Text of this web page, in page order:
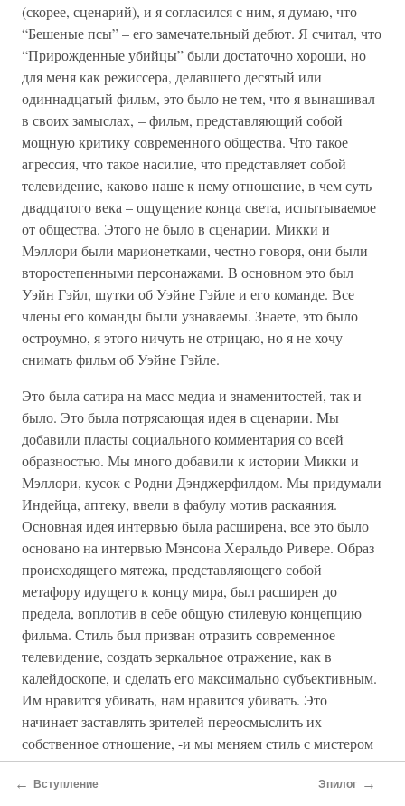
(скорее, сценарий), и я согласился с ним, я думаю, что
“Бешеные псы” – его замечательный дебют. Я считал, что
“Прирожденные убийцы” были достаточно хороши, но
для меня как режиссера, делавшего десятый или
одиннадцатый фильм, это было не тем, что я вынашивал
в своих замыслах, – фильм, представляющий собой
мощную критику современного общества. Что такое
агрессия, что такое насилие, что представляет собой
телевидение, каково наше к нему отношение, в чем суть
двадцатого века – ощущение конца света, испытываемое
от общества. Этого не было в сценарии. Микки и
Мэллори были марионетками, честно говоря, они были
второстепенными персонажами. В основном это был
Уэйн Гэйл, шутки об Уэйне Гэйле и его команде. Все
члены его команды были узнаваемы. Знаете, это было
остроумно, я этого ничуть не отрицаю, но я не хочу
снимать фильм об Уэйне Гэйле.
Это была сатира на масс-медиа и знаменитостей, так и
было. Это была потрясающая идея в сценарии. Мы
добавили пласты социального комментария со всей
образностью. Мы много добавили к истории Микки и
Мэллори, кусок с Родни Дэнджерфилдом. Мы придумали
Индейца, аптеку, ввели в фабулу мотив раскаяния.
Основная идея интервью была расширена, все это было
основано на интервью Мэнсона Херальдо Ривере. Образ
происходящего мятежа, представляющего собой
метафору идущего к концу мира, был расширен до
предела, воплотив в себе общую стилевую концепцию
фильма. Стиль был призван отразить современное
телевидение, создать зеркальное отражение, как в
калейдоскопе, и сделать его максимально субъективным.
Им нравится убивать, нам нравится убивать. Это
начинает заставлять зрителей переосмыслить их
собственное отношение, -и мы меняем стиль с мистером
Дауни, с журнальным форматом, и мы изменили его с
мистером Сайзмором, с Томми Ли Джонсом в роли
← Вступление Эпилог →